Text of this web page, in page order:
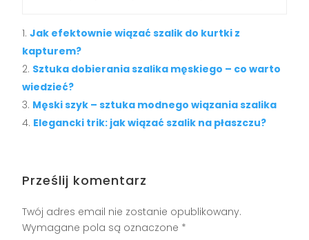
Jak efektownie wiązać szalik do kurtki z
kapturem?
Sztuka dobierania szalika męskiego – co warto
wiedzieć?
Męski szyk – sztuka modnego wiązania szalika
Elegancki trik: jak wiązać szalik na płaszczu?
Prześlij komentarz
Twój adres email nie zostanie opublikowany.
Wymagane pola są oznaczone *